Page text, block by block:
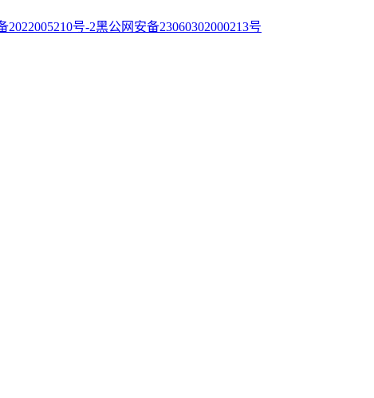
2022005210号-2黑公网安备23060302000213号